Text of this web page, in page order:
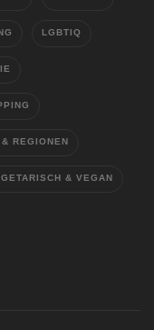
LGBTIQ
REGIONEN
& VEGAN